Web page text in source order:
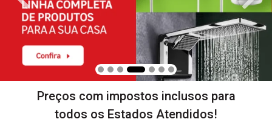
Preços com impostos inclusos para
todos os Estados Atendidos!